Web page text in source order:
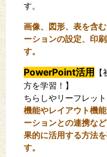
す。
画像、図形、表を含
ーションの設定、印刷
す。
PowerPoint活用 【
方を学習！ 】
ちらしやリーフレッ
機能やレイアウト機
ーションとの連携など
果的に活用する方法
す。